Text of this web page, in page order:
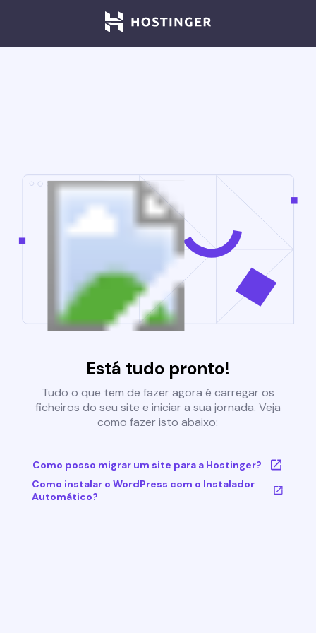
Está tudo pronto!
Tudo o que tem de fazer agora é carregar os
ficheiros do seu site e iniciar a sua jornada. Veja
como fazer isto abaixo:
Como posso migrar um site para a Hostinger?
Como instalar o WordPress com o Instalador
Automático?